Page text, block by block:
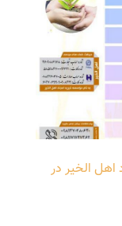
الخیر در